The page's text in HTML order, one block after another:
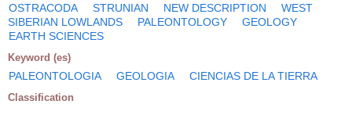
OSTRACODA STRUNIAN NEW DESCRIPTION
WEST
SIBERIAN LOWLANDS
PALEONTOLOGY
GEOLOGY
EARTH SCIENCES
Keyword (es)
PALEONTOLOGIA GEOLOGIA CIENCIAS DE LA TIERRA
Classification